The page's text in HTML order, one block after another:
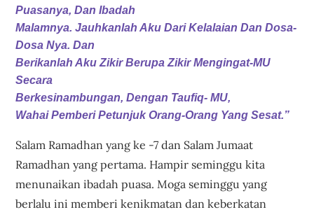
Puasanya, Dan Ibadah
Malamnya. Jauhkanlah Aku Dari Kelalaian Dan Dosa-
Dosa Nya. Dan
Berikanlah Aku Zikir Berupa Zikir Mengingat-MU
Secara
Berkesinambungan, Dengan Taufiq- MU,
Wahai Pemberi Petunjuk Orang-Orang Yang Sesat.”
Salam Ramadhan yang ke -7 dan Salam Jumaat
Ramadhan yang pertama. Hampir seminggu kita
menunaikan ibadah puasa. Moga seminggu yang
berlalu ini memberi kenikmatan dan keberkatan